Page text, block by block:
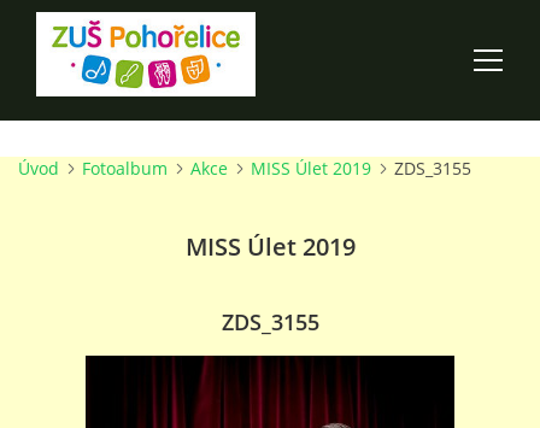
ÚVOD
100 LET ZUŠ POHOŘELICE
Úvod Fotoalbum Akce MISS Úlet 2019 ZDS_3155
MISS Úlet 2019
ZDS_3155